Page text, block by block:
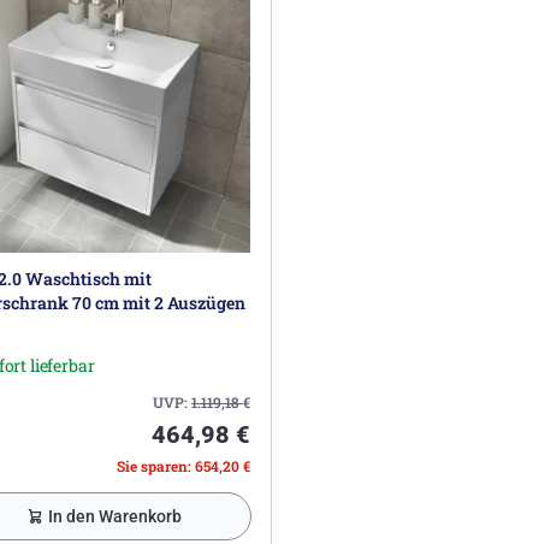
Waschtisch mit
70 cm mit 2 Auszügen
lieferbar
UVP:1.119,18€
464,98 €
Sie sparen: 654,20 €
In den Warenkorb